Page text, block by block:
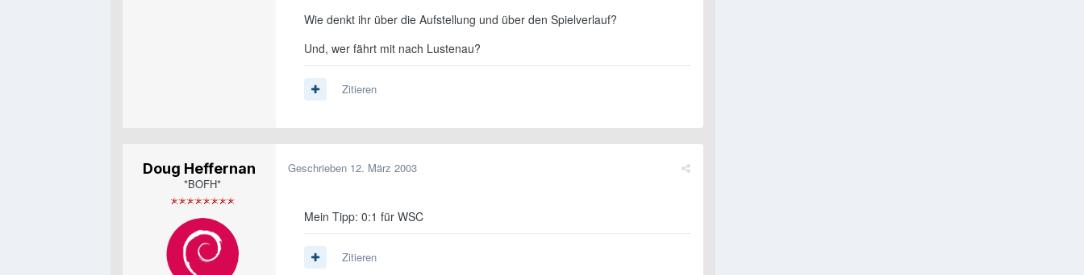
Wie denkt ihr über die Aufstellung und über den Spielverlauf?
Und, wer fährt mit nach Lustenau?
Zitieren
Doug Heffernan
*BOFH*
Geschrieben 12. März 2003
Mein Tipp: 0:1 für WSC
Zitieren